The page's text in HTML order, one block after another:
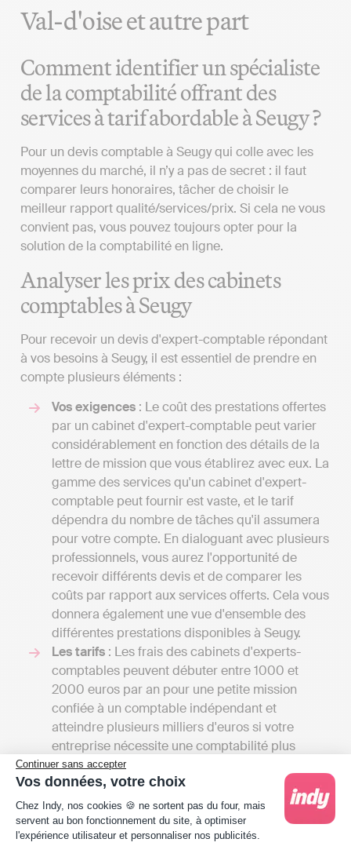
Continuer sans accepter
Vos données, votre choix
Plateforme de Gestion du Consentement :
Chez Indy, nos cookies 🍪 ne sortent pas du four, mais
servent au bon fonctionnement du site, à optimiser
l'expérience utilisateur et personnaliser nos publicités.
Val-d'oise et autre part
Comment identifier un spécialiste
de la comptabilité offrant des
services à tarif abordable à Seugy ?
Pour un devis comptable à Seugy qui colle avec les
moyennes du marché, il n’y a pas de secret : il faut
comparer leurs honoraires, tâcher de choisir le
meilleur rapport qualité/services/prix. Si cela ne vous
convient pas, vous pouvez toujours opter pour la
solution de la comptabilité en ligne.
Analyser les prix des cabinets
comptables à Seugy
Pour recevoir un devis d'expert-comptable répondant
à vos besoins à Seugy, il est essentiel de prendre en
compte plusieurs éléments :
Vos exigences : Le coût des prestations offertes
par un cabinet d'expert-comptable peut varier
considérablement en fonction des détails de la
lettre de mission que vous établirez avec eux. La
gamme des services qu'un cabinet d'expert-
comptable peut fournir est vaste, et le tarif
dépendra du nombre de tâches qu'il assumera
pour votre compte. En dialoguant avec plusieurs
professionnels, vous aurez l'opportunité de
recevoir différents devis et de comparer les
coûts par rapport aux services offerts. Cela vous
donnera également une vue d'ensemble des
différentes prestations disponibles à Seugy.
Les tarifs : Les frais des cabinets d'experts-
comptables peuvent débuter entre 1000 et
2000 euros par an pour une petite mission
confiée à un comptable indépendant et
atteindre plusieurs milliers d'euros si votre
entreprise nécessite une comptabilité plus
complexe, incluant la gestion de la paie ou
l'établissement d'un budget prévisionnel. Avec
Indy, vous pouvez gérer votre comptabilité et
soumettre vos déclarations fiscales en ligne à
partir de 20 € HT par mois.